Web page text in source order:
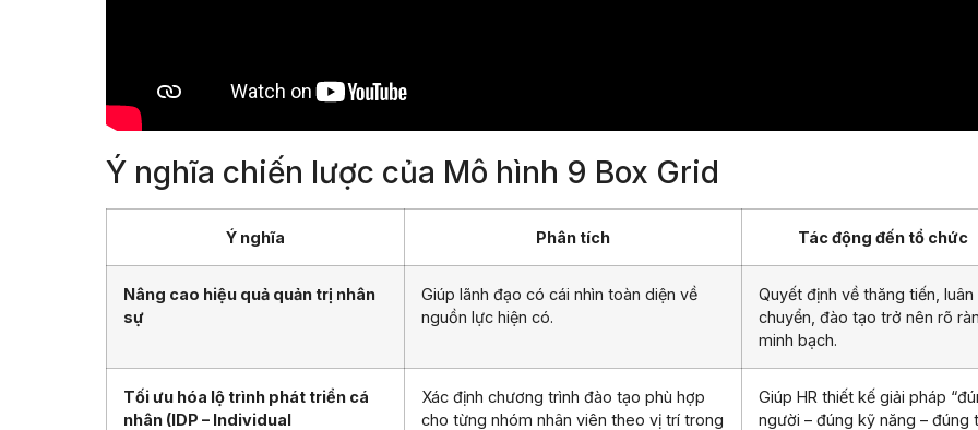
Ý nghĩa chiến lược của Mô hình 9 Box Grid
Ý nghĩa Phân tích Tác động đến tổ chức
Nâng cao hiệu quả quản trị nhân
sự
Giúp lãnh đạo có cái nhìn toàn diện về
nguồn lực hiện có.
Quyết định về thăng tiến, luân
chuyển, đào tạo trở nên rõ
minh bạch.
Tối ưu hóa lộ trình phát triển cá
nhân (IDP – Individual
Xác định chương trình đào tạo phù hợp
cho từng nhóm nhân viên theo vị trí trong
Giúp HR thiết kế giải pháp
người – đúng kỹ năng – đúng